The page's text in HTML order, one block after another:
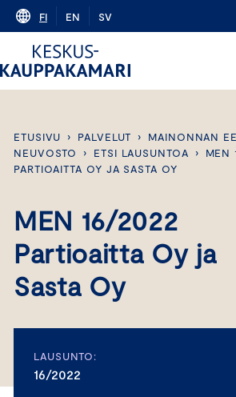
Skip
content
FI EN SV
ETUSIVU › PALVELUT ›
MAINONNAN
NEUVOSTO
› ETSI LAUSUNTOA ›
MEN
PARTIOAITTA OY JA SASTA OY
MEN 16/2022
Partioaitta Oy ja
Sasta Oy
LAUSUNTO:
16/2022